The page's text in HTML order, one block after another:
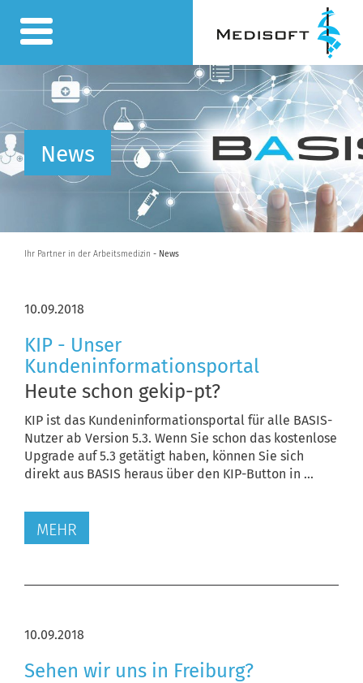
News
Ihr Partner in der Arbeitsmedizin - News
10.09.2018
KIP - Unser
Kundeninformationsportal
Heute schon gekip-pt?
KIP ist das Kundeninformationsportal für alle BASIS-
Nutzer ab Version 5.3. Wenn Sie schon das kostenlose
Upgrade auf 5.3 getätigt haben, können Sie sich
direkt aus BASIS heraus über den KIP-Button in ...
MEHR
10.09.2018
Sehen wir uns in Freiburg?